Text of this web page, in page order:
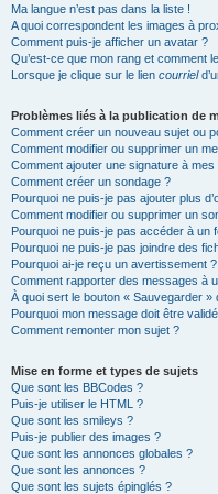
Ma langue n’est pas dans la liste !
A quoi correspondent les images à
Comment puis-je afficher un avatar ?
Qu’est-ce que mon rang et comment
Lorsque je clique sur le lien courriel
Problèmes liés à la publication de
Comment créer un nouveau sujet ou
Comment modifier ou supprimer un
Comment ajouter une signature à
Comment créer un sondage ?
Pourquoi ne puis-je pas ajouter plus
Comment modifier ou supprimer un
Pourquoi ne puis-je pas accéder à un
Pourquoi ne puis-je pas joindre des
Pourquoi ai-je reçu un avertissement ?
Comment rapporter des messages à
À quoi sert le bouton « Sauvegarder
Pourquoi mon message doit être
Comment remonter mon sujet ?
Mise en forme et types de sujets
Que sont les BBCodes ?
Puis-je utiliser le HTML ?
Que sont les smileys ?
Puis-je publier des images ?
Que sont les annonces globales ?
Que sont les annonces ?
Que sont les sujets épinglés ?